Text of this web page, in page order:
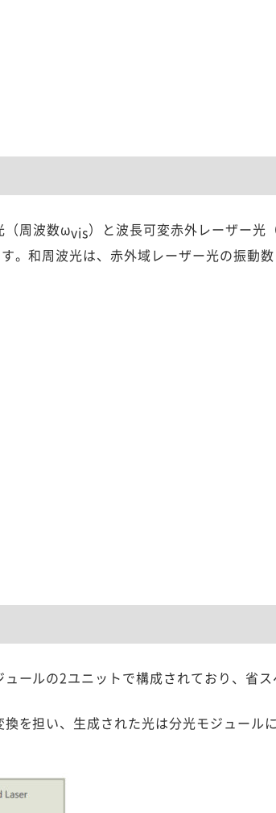
（周波数ωvis）と波長可変赤外レーザー光
。和周波光は、赤外域レーザー光の振動
ールの2ユニットで構成されており、省
を担い、生成された光は分光モジュール